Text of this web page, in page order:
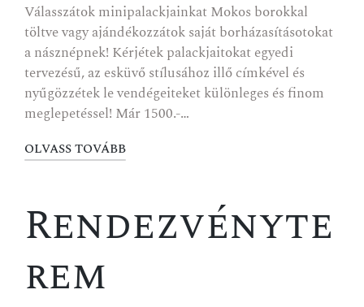
Válasszátok minipalackjainkat Mokos borokkal
töltve vagy ajándékozzátok saját borházasításotokat
a násznépnek! Kérjétek palackjaitokat egyedi
tervezésű, az esküvő stílusához illő címkével és
nyűgözzétek le vendégeiteket különleges és finom
meglepetéssel! Már 1500.-…
OLVASS TOVÁBB
Rendezvényte
rem